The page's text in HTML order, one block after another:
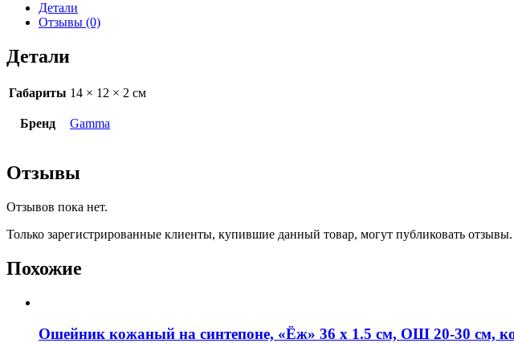
Детали
Отзывы (0)
Детали
Габариты 14 × 12 × 2 см
Бренд Gamma
Отзывы
Отзывов пока нет.
Только зарегистрированные клиенты, купившие данный товар, могут публиковать отзывы.
Похожие
Ошейник кожаный на синтепоне, «Ёж» 36 х 1.5 см, ОШ 20-30 см,